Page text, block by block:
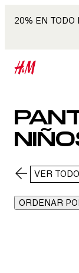
20% EN TODO
VER TODO
ORDENAR